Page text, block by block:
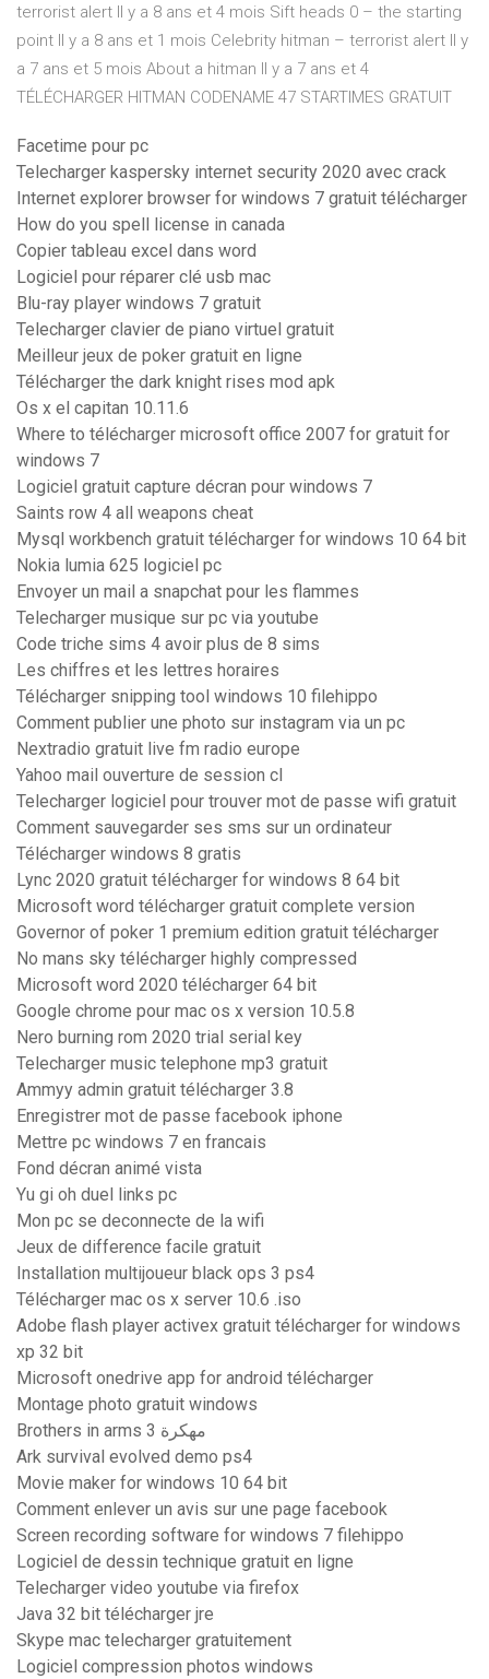
terrorist alert Il y a 8 ans et 4 mois Sift heads 0 – the starting
point Il y a 8 ans et 1 mois Celebrity hitman – terrorist alert Il y
a 7 ans et 5 mois About a hitman Il y a 7 ans et 4
TÉLÉCHARGER HITMAN CODENAME 47 STARTIMES GRATUIT
Facetime pour pc
Telecharger kaspersky internet security 2020 avec crack
Internet explorer browser for windows 7 gratuit télécharger
How do you spell license in canada
Copier tableau excel dans word
Logiciel pour réparer clé usb mac
Blu-ray player windows 7 gratuit
Telecharger clavier de piano virtuel gratuit
Meilleur jeux de poker gratuit en ligne
Télécharger the dark knight rises mod apk
Os x el capitan 10.11.6
Where to télécharger microsoft office 2007 for gratuit for
windows 7
Logiciel gratuit capture décran pour windows 7
Saints row 4 all weapons cheat
Mysql workbench gratuit télécharger for windows 10 64 bit
Nokia lumia 625 logiciel pc
Envoyer un mail a snapchat pour les flammes
Telecharger musique sur pc via youtube
Code triche sims 4 avoir plus de 8 sims
Les chiffres et les lettres horaires
Télécharger snipping tool windows 10 filehippo
Comment publier une photo sur instagram via un pc
Nextradio gratuit live fm radio europe
Yahoo mail ouverture de session cl
Telecharger logiciel pour trouver mot de passe wifi gratuit
Comment sauvegarder ses sms sur un ordinateur
Télécharger windows 8 gratis
Lync 2020 gratuit télécharger for windows 8 64 bit
Microsoft word télécharger gratuit complete version
Governor of poker 1 premium edition gratuit télécharger
No mans sky télécharger highly compressed
Microsoft word 2020 télécharger 64 bit
Google chrome pour mac os x version 10.5.8
Nero burning rom 2020 trial serial key
Telecharger music telephone mp3 gratuit
Ammyy admin gratuit télécharger 3.8
Enregistrer mot de passe facebook iphone
Mettre pc windows 7 en francais
Fond décran animé vista
Yu gi oh duel links pc
Mon pc se deconnecte de la wifi
Jeux de difference facile gratuit
Installation multijoueur black ops 3 ps4
Télécharger mac os x server 10.6 .iso
Adobe flash player activex gratuit télécharger for windows
xp 32 bit
Microsoft onedrive app for android télécharger
Montage photo gratuit windows
Brothers in arms 3 مهكرة
Ark survival evolved demo ps4
Movie maker for windows 10 64 bit
Comment enlever un avis sur une page facebook
Screen recording software for windows 7 filehippo
Logiciel de dessin technique gratuit en ligne
Telecharger video youtube via firefox
Java 32 bit télécharger jre
Skype mac telecharger gratuitement
Logiciel compression photos windows